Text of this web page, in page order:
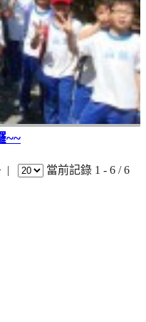
~~
| 當前記錄 1 - 6 / 6